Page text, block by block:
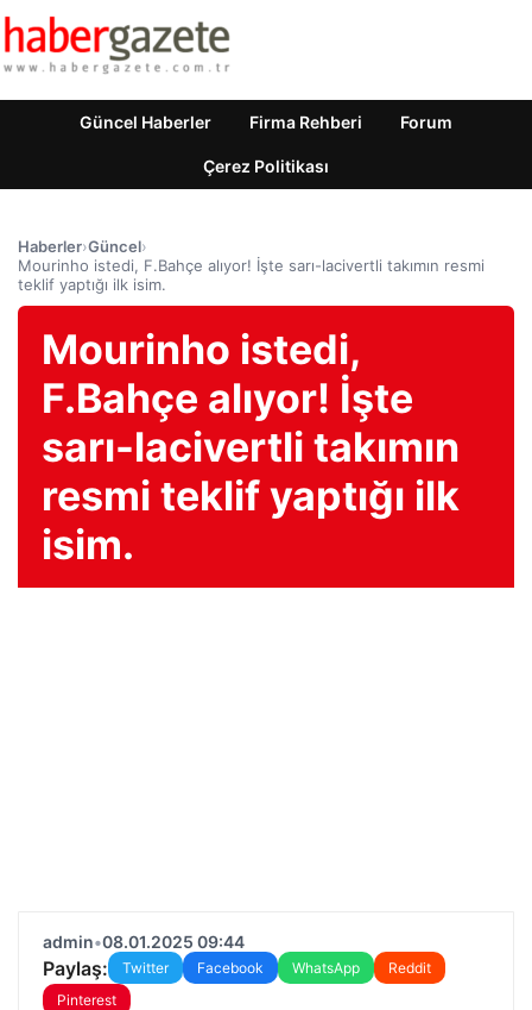
Güncel Haberler Firma Rehberi Forum
Çerez Politikası
Haberler›Güncel›
Mourinho istedi, F.Bahçe alıyor! İşte sarı-lacivertli takımın resmi
teklif yaptığı ilk isim.
Mourinho istedi,
F.Bahçe alıyor! İşte
sarı-lacivertli takımın
resmi teklif yaptığı ilk
isim.
admin•08.01.2025 09:44
Paylaş: Twitter Facebook WhatsApp
Reddit
Pinterest